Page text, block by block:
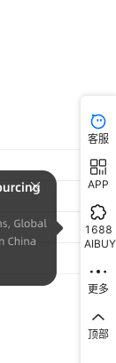
客服
APP
1688
AIBUY
更多
顶部